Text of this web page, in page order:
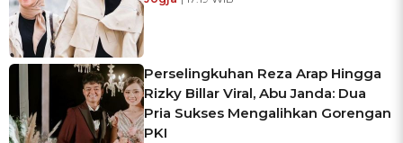
Perselingkuhan Reza Arap Hingga
Rizky Billar Viral, Abu Janda: Dua
Pria Sukses Mengalihkan Gorengan
PKI